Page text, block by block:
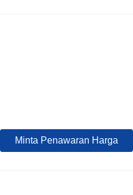
Minta Penawaran Harga